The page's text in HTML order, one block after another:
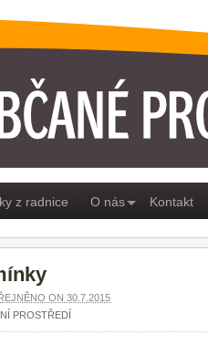
z radnice O nás Kontakt
ON 30.7.2015
PROSTŘEDÍ